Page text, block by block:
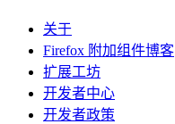
关于
Firefox 附加组件博客
扩展工坊
开发者中心
开发者政策